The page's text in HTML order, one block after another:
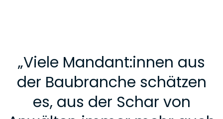
„Viele Mandant:innen aus
der Baubranche schätzen
es, aus der Schar von